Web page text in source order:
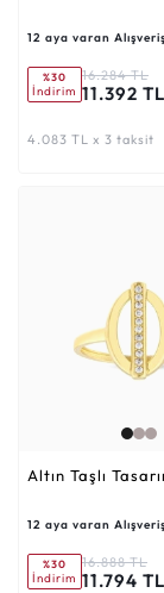
12 aya varan
%30
İndirim
16.284 TL
11.392 TL
4.083 TL x 3 taksit
Altın Taşlı
12 aya varan
%30
İndirim
16.888 TL
11.794 TL